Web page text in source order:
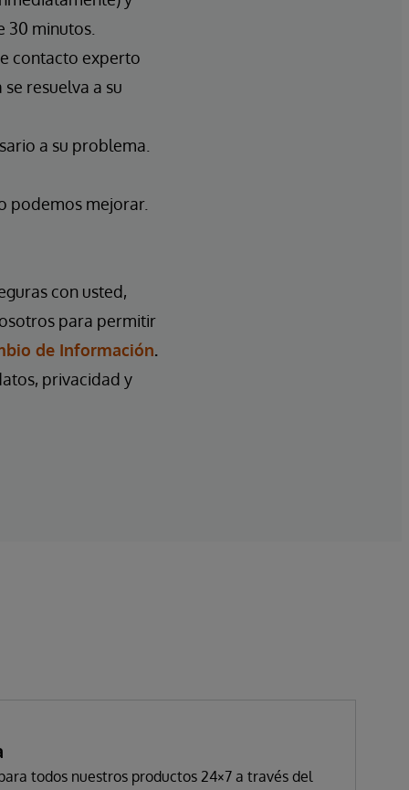
30 minutos.
contacto experto
resuelva a su
a su problema.
podemos mejorar.
con usted,
para permitir
de Información.
privacidad y
todos nuestros productos 24×7 a través del